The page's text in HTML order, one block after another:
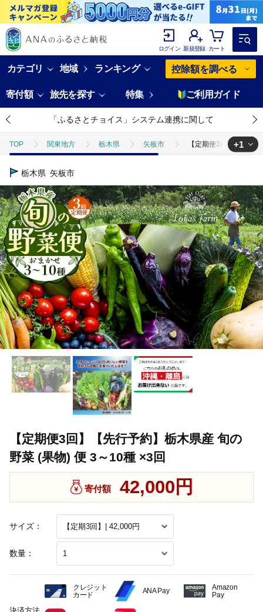
ログイン 新規登録 カート
カテゴリ 地域 ランキング 控除額を調べる
寄付額 旅先を探す 特集 ご利用ガイド
「ふるさとチョイス」システム連携に関して
TOP 関東地方 栃木県 矢板市 【定期便3回】【先行
TOP
+1
栃木県 矢板市
【定期便3回】【先行予約】栃木県産 旬の
野菜 (果物) 便 3～10種 ×3回
サイズ：
数量：
寄付額 42,000円
クレジット
カード
ANA Pay
Amazon
Pay